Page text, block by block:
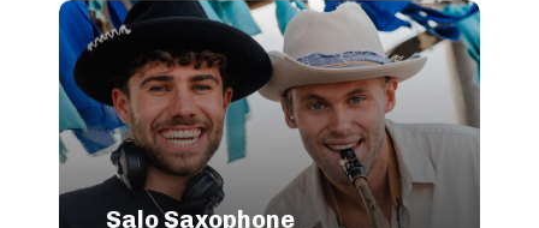
Salo Saxophone